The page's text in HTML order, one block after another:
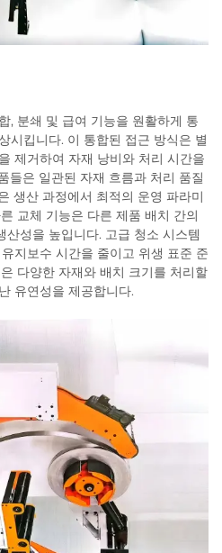
, 분쇄 및 급여 기능을 원활하게 통
시킵니다. 이 통합된 접근 방식은 별
제거하여 자재 낭비와 처리 시간을
들은 일관된 자재 흐름과 처리 품질
생산 과정에서 최적의 운영 파라미
교체 기능은 다른 제품 배치 간의
성을 높입니다. 고급 청소 시스템
지보수 시간을 줄이고 위생 표준 준
다양한 자재와 배치 크기를 처리할
유연성을 제공합니다.